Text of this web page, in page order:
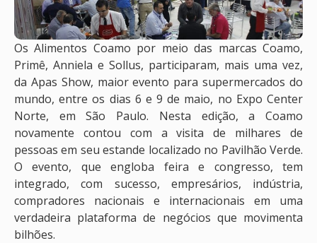
Os Alimentos Coamo por meio das marcas Coamo,
Primê, Anniela e Sollus, participaram, mais uma vez,
da Apas Show, maior evento para supermercados do
mundo, entre os dias 6 e 9 de maio, no Expo Center
Norte, em São Paulo. Nesta edição, a Coamo
novamente contou com a visita de milhares de
pessoas em seu estande localizado no Pavilhão Verde.
O evento, que engloba feira e congresso, tem
integrado, com sucesso, empresários, indústria,
compradores nacionais e internacionais em uma
verdadeira plataforma de negócios que movimenta
bilhões.